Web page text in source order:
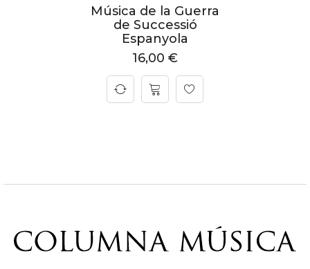
Música de la Guerra
de Successió
Espanyola
16,00 €